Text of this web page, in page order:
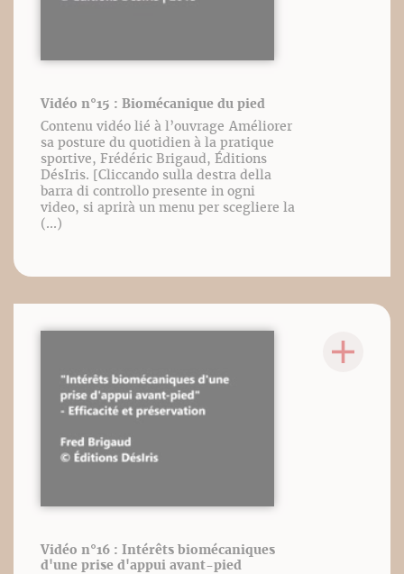
Vidéo n°15 : Biomécanique du pied
Contenu vidéo lié à l’ouvrage Améliorer
sa posture du quotidien à la pratique
sportive, Frédéric Brigaud, Éditions
DésIris. [Cliccando sulla destra della
barra di controllo presente in ogni
video, si aprirà un menu per scegliere la
(...)
Vidéo n°16 : Intérêts biomécaniques
d'une prise d'appui avant-pied